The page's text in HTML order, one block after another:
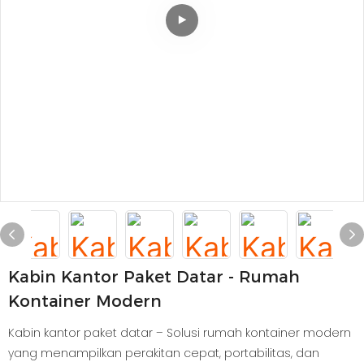
Kabin Kantor Paket Datar - Rumah
Kontainer Modern
Kabin kantor paket datar – Solusi rumah kontainer modern
yang menampilkan perakitan cepat, portabilitas, dan